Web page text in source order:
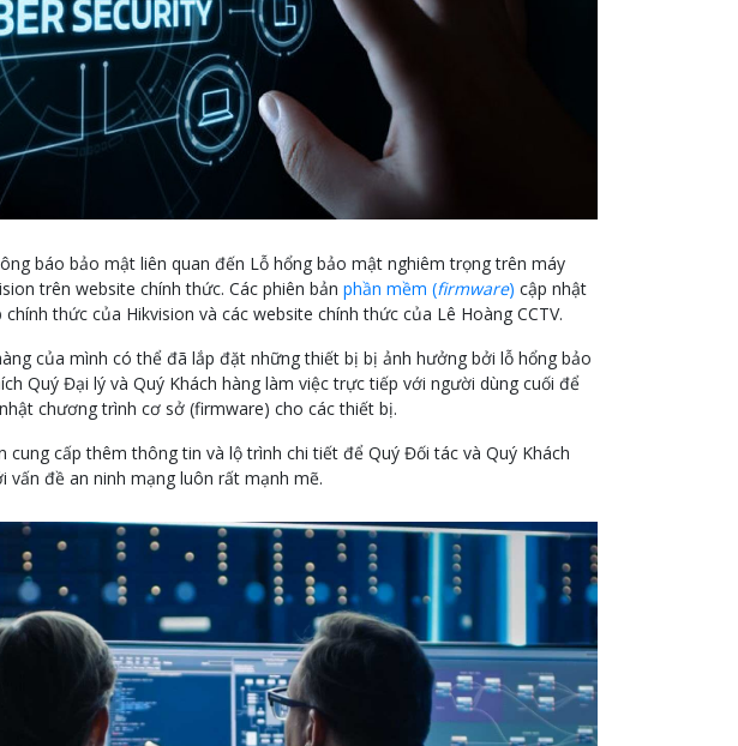
báo bảo mật liên quan đến Lỗ hổng bảo mật nghiêm trọng trên máy
trên website chính thức. Các phiên bản phần mềm (firmware) cập nhật
thức của Hikvision và các website chính thức của Lê Hoàng CCTV.
của mình có thể đã lắp đặt những thiết bị bị ảnh hưởng bởi lỗ hổng bảo
Quý Đại lý và Quý Khách hàng làm việc trực tiếp với người dùng cuối để
chương trình cơ sở (firmware) cho các thiết bị.
cấp thêm thông tin và lộ trình chi tiết để Quý Đối tác và Quý Khách
vấn đề an ninh mạng luôn rất mạnh mẽ.